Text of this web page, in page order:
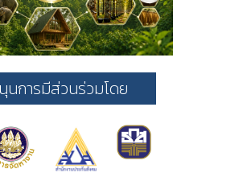
การมีส่วนร่วมโดย